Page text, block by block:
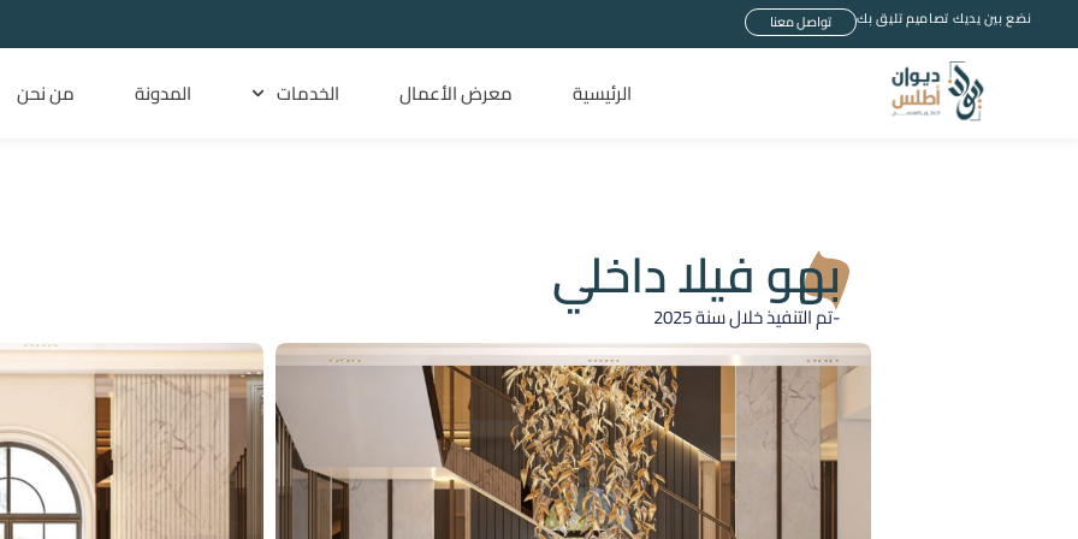
نضع بين يديك تصاميم تليق بك تواصل معنا
الرئيسية معرض الأعمال الخدمات المدونة من نحن
بهو فيلا داخلي
-تم التنفيذ خلال سنة2025